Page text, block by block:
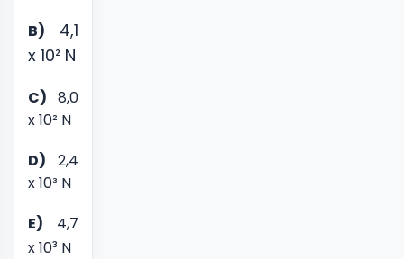
B)
4,1
x 10² N
C) 8,0
x 10² N
D) 2,4
x 10³ N
E) 4,7
x 10³ N